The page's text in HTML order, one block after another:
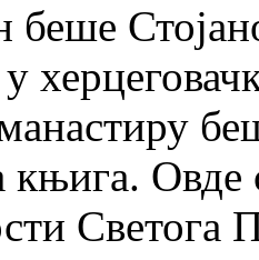
беше
књига. Овде
Светога